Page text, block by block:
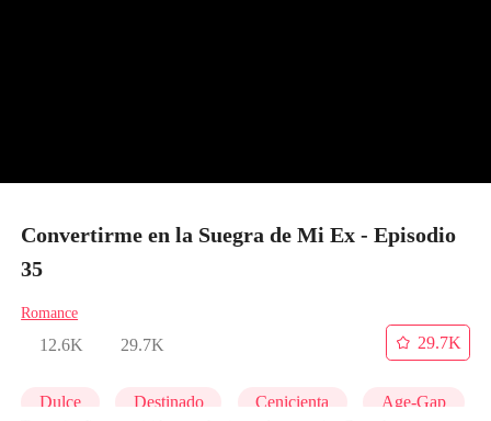
Convertirme en la Suegra de Mi Ex - Episodio
35
Romance
12.6K 29.7K
29.7K
Dulce Destinado Cenicienta Age-Gap